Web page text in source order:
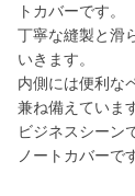
トカバーです。
丁寧な縫製と滑
いきます。
内側には便利な
兼ね備えていま
ビジネスシーン
ノートカバーで